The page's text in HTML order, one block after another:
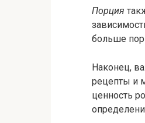
Порция
больше
Наконец,
рецепты и
ценность